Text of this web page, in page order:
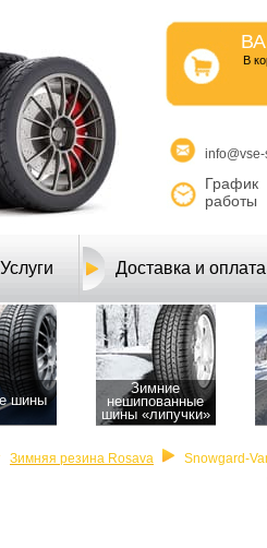
B
График
работы
Услуги Доставка и оплата
шины
Зимние
нешипованные
шины «липучки»
Зимняя резина Rosava Snowgard-